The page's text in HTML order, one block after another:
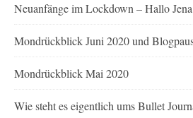
Neuanfänge im Lockdown – Hallo Jena
Mondrückblick Juni 2020 und
Mondrückblick Mai 2020
Wie steht es eigentlich ums Bullet